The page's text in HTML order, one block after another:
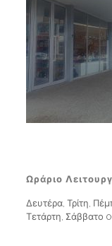
Ωράριο
Δευτέρα, Τρίτη,
Τετάρτη, Σάββατο